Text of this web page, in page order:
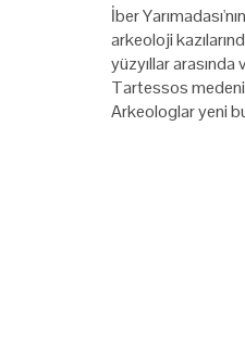
İber
arkeoloji
yüzyıllar
Tartessos
Arkeologlar yeni